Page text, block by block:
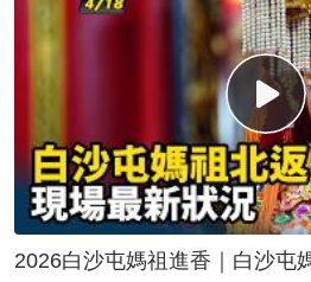
2026白沙屯媽祖進香｜白沙屯